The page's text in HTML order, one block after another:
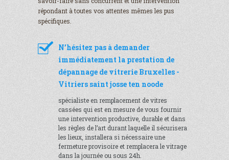
répondant à toutes vos attentes mêmes les pus
spécifiques.
N’hésitez pas à demander
immédiatement la prestation de
dépannage de vitrerie Bruxelles -
Vitriers saint josse ten noode
spécialiste en remplacement de vitres
cassées qui est en mesure de vous fournir
une intervention productive, durable et dans
les règles de l’art durant laquelle il sécurisera
les lieux, installera si nécessaire une
fermeture provisoire et remplacera le vitrage
dans la journée ou sous 24h.